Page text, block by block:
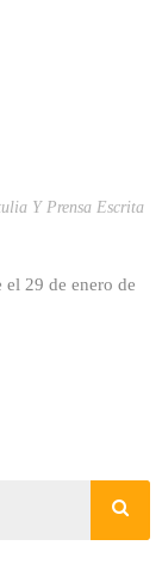
Y Prensa Escrita
29 de enero de